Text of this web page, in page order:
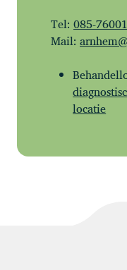
Tel: 085-
Mail:
locatie